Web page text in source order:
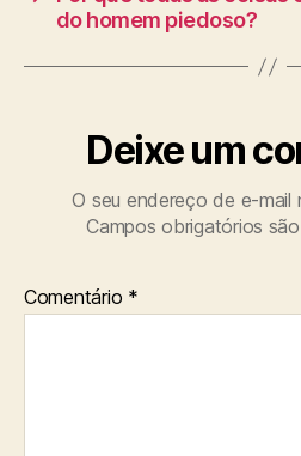
do homem piedoso?
Deixe um
O seu endereço de e-mail
Campos obrigatórios
Comentário *